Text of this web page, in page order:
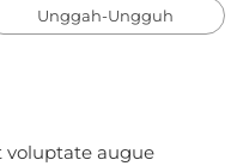
Unggah-Ungguh
voluptate augue